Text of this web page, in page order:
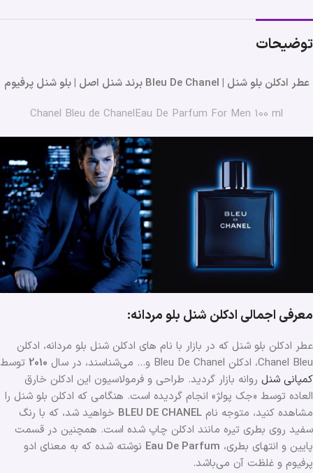
توضیحات
عطر ادکلن بلو شنل | Bleu De Chanel برند شنل اصل | بلو شنل پرفیوم
Chanel Bleu de ChanelEau De Parfum For Men 100 ml
معرفی اجمالی ادکلن شنل بلو مردانه:
عطر ادکلن بلو شنل که در بازار با نام های ادکلن شنل بلو مردانه، ادکلن
Chanel Bleu، ادکلن Bleu De Chanel و… می‌شناسند، در سال
2010 توسط
کمپانی شنل روانه بازار گردید. طراحی و فرمولاسیون این ادکلن خارق
العاده توسط «جک پولژ» انجام گردیده است. هنگامی که ادکلن بلو شنل را
مشاهده کنید، متوجه نام BLEU DE CHANEL خواهید شد، که با رنگ
سفید روی بطری تیره مانند ادکلن چاپ شده است. همچنین در قسمت
پایین و انتهای بطری، Eau De Parfum نوشته شده که به معنای ادو
پرفیوم و غلظت آن می‌باشد.